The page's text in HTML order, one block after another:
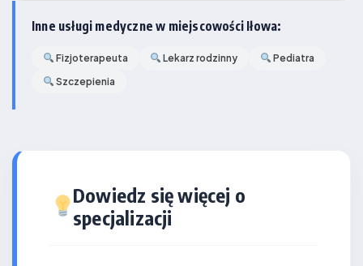
Inne usługi medyczne w miejscowości Iłowa:
Fizjoterapeuta Lekarz rodzinny
Pediatra
Szczepienia
Dowiedz się więcej o
specjalizacji